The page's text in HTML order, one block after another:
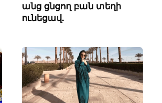
անց ցնցող բան տեղի
ունեցավ.